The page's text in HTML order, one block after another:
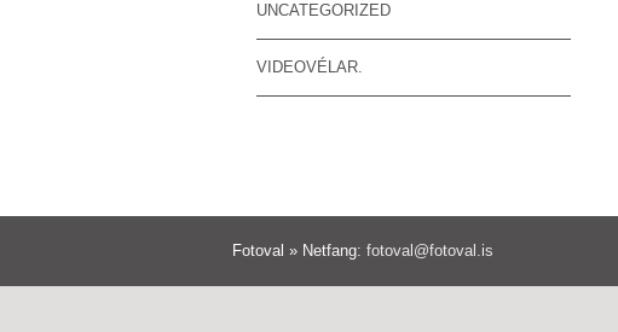
UNCATEGORIZED
VIDEOVÉLAR.
Fotoval » Netfang: fotoval@fotoval.is